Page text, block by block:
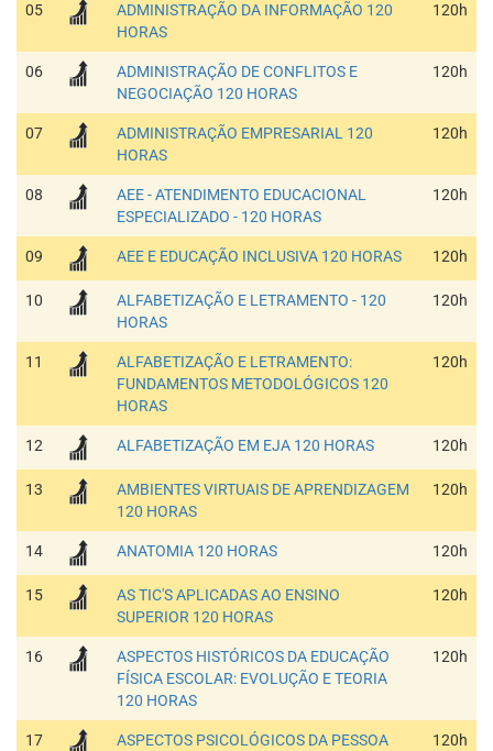
05
ADMINISTRAÇÃO DA INFORMAÇÃO 120
HORAS
120h
06
ADMINISTRAÇÃO DE CONFLITOS E
NEGOCIAÇÃO 120 HORAS
120h
07
ADMINISTRAÇÃO EMPRESARIAL 120
HORAS
120h
08
AEE - ATENDIMENTO EDUCACIONAL
ESPECIALIZADO - 120 HORAS
120h
09 AEE E EDUCAÇÃO INCLUSIVA 120 HORAS 120h
10
ALFABETIZAÇÃO E LETRAMENTO - 120
HORAS
120h
11
ALFABETIZAÇÃO E LETRAMENTO:
FUNDAMENTOS METODOLÓGICOS 120
HORAS
120h
12 ALFABETIZAÇÃO EM EJA 120 HORAS 120h
13
AMBIENTES VIRTUAIS DE APRENDIZAGEM
120 HORAS
120h
14 ANATOMIA 120 HORAS 120h
15
AS TIC'S APLICADAS AO ENSINO
SUPERIOR 120 HORAS
120h
16
ASPECTOS HISTÓRICOS DA EDUCAÇÃO
FÍSICA ESCOLAR: EVOLUÇÃO E TEORIA
120 HORAS
120h
17
ASPECTOS PSICOLÓGICOS DA PESSOA
120h